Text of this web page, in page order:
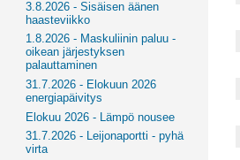
3.8.2026 - Sisäisen äänen
haasteviikko
1.8.2026 - Maskuliinin paluu -
oikean järjestyksen
palauttaminen
31.7.2026 - Elokuun 2026
energiapäivitys
Elokuu 2026 - Lämpö nousee
31.7.2026 - Leijonaportti - pyhä
virta